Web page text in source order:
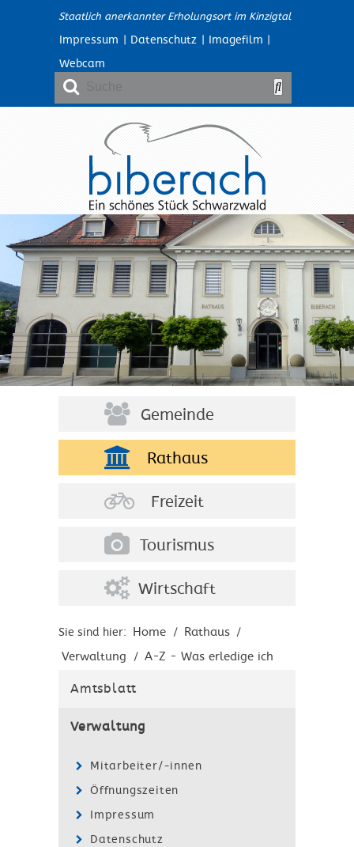
Staatlich anerkannter Erholungsort im Kinzigtal
Impressum | Datenschutz | Imagefilm |
Webcam
Gemeinde
Rathaus
Freizeit
Tourismus
Wirtschaft
Sie sind hier: Home / Rathaus /
Verwaltung / A-Z - Was erledige ich
Amtsblatt
Verwaltung
Mitarbeiter/-innen
Öffnungszeiten
Impressum
Datenschutz